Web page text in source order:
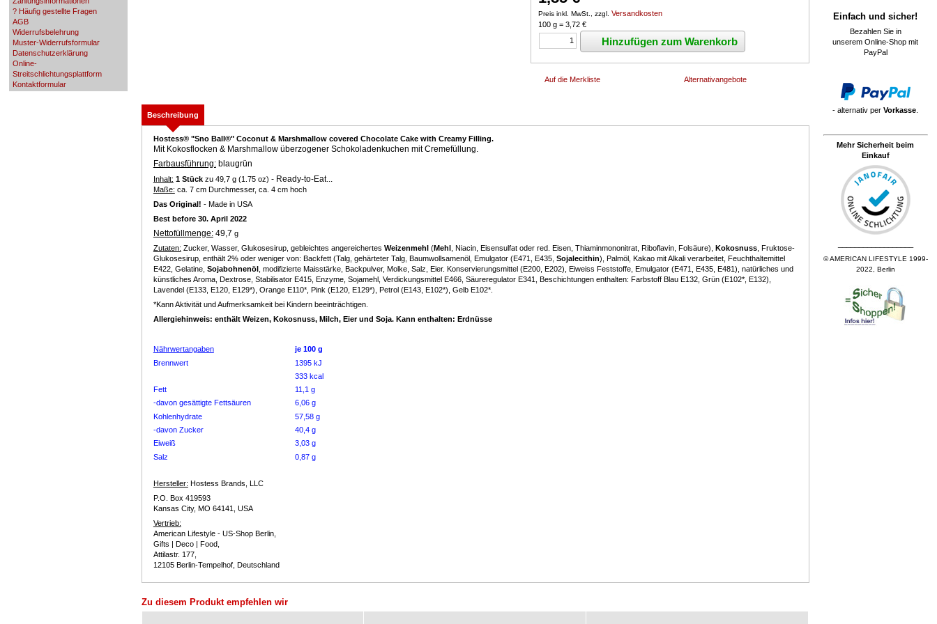
? Häufig gestellte Fragen
AGB
Widerrufsbelehrung
Muster-Widerrufsformular
Datenschutzerklärung
Online-
Streitschlichtungsplattform
Kontaktformular
Einfach und sicher!
Bezahlen Sie in
unserem Online-Shop mit
PayPal
- alternativ perVorkasse
Mehr Sicherheit beim
Einkauf
© AMERICAN LIFESTYLE 1999-
2022, Berlin
Preis inkl. MwSt., zzgl. Versandkosten
100 g = 3,72 €
Hinzufügen zum Warenkorb
Beschreibung
Hostess® "Sno Ball®" Coconut & Marshmallow covered Chocolate Cake with Creamy Filling.
Mit Kokosflocken & Marshmallow überzogener Schokoladenkuchen mit Cremefüllung.
Farbausführung:blaugrün
Inhalt: 1 Stückzu 49,7 g (1.75 oz) - Ready-to-Eat...
Maße: ca. 7 cm Durchmesser, ca. 4 cm hoch
Das Original! - Made in USA
Best before 30. April 2022
Nettofüllmenge:49,7 g
Zutaten: Zucker, Wasser, Glukosesirup, gebleichtes angereichertes Weizenmehl(Mehl, Niacin, Eisensulfat oder red. Eisen, Thiaminmononitrat, Riboflavin, Folsäure), Kokosnuss, Fruktose-
Glukosesirup, enthält 2% oder weniger von: Backfett (Talg, gehärteter Talg, Baumwollsamenöl, Emulgator (E471, E435, Sojalecithin), Palmöl, Kakao mit Alkali verarbeitet, Feuchthaltemittel
E422, Gelatine, Sojabohnenöl, modifizierte Maisstärke, Backpulver, Molke, Salz, Eier. Konservierungsmittel (E200, E202), Eiweiss Feststoffe, Emulgator (E471, E435, E481), natürliches und
künstliches Aroma, Dextrose, Stabilisator E415, Enzyme, Sojamehl, Verdickungsmittel E466, Säureregulator E341, Beschichtungen enthalten: Farbstoff Blau E132, Grün (E102*, E132),
Lavendel (E133, E120, E129*), Orange E110*, Pink (E120, E129*), Petrol (E143, E102*), Gelb E102*.
*Kann Aktivität und Aufmerksamkeit bei Kindern beeinträchtigen.
Allergiehinweis: enthält Weizen, Kokosnuss, Milch, Eier und Soja. Kann enthalten: Erdnüsse
Nährwertangaben
je 100 g
Brennwert
1395 kJ
333 kcal
Fett
11,1 g
-davon gesättigte Fettsäuren
6,06 g
Kohlenhydrate
57,58 g
-davon Zucker
40,4 g
Eiweiß
3,03 g
Salz
0,87 g
Hersteller: Hostess Brands, LLC
P.O. Box 419593
Kansas City, MO 64141, USA
Vertrieb:
American Lifestyle - US-Shop Berlin,
Gifts | Deco | Food,
Attilastr. 177,
12105 Berlin-Tempelhof, Deutschland
Zu diesem Produkt empfehlen wir